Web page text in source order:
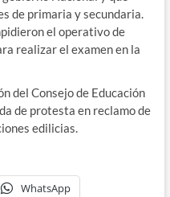
de primaria y secundaria.
el operativo de
realizar el examen en la
del Consejo de Educación
de protesta en reclamo de
edilicias.
WhatsApp